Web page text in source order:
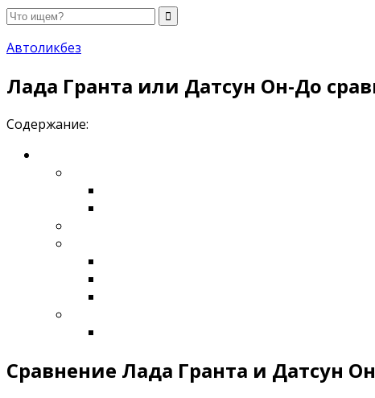
Автоликбез
Лада Гранта или Датсун Он-До
Содержание:
Сравнение Лада Гранта и Датсун